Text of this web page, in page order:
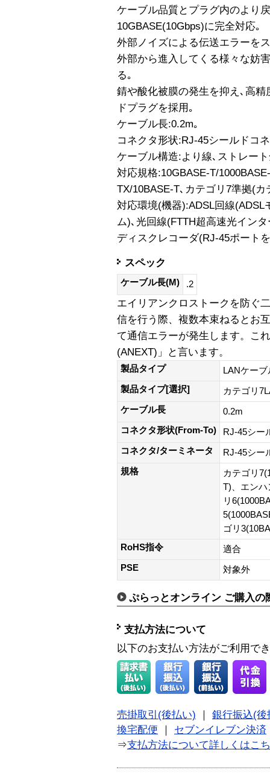
ケーブル品質とプラグ内のより
10GBASE(10Gbps)に完全対応｡
外部ノイズによる伝送エラーを
外部から進入してくる様々な妨
る｡
錆や酸化被膜の発生を抑え､高
ドプラグを採用｡
ケーブル長:0.2m｡
コネクタ形状:RJ-45シールドコ
ケーブル構造:より線､ストレー
対応規格:10GBASE-T/
TX/10BASE-T､カテゴリ7準拠(
対応環境(機器):ADSL回線(ADSL
ム)､光回線(FTTH超高速光イン
ディスクレコーダ(RJ-45ポート
スペック
ケーブル長(M) .2
エイリアンクロストークを防ぐ
信を行う際、複数本束ねるとお
て通信エラーが発生します。こ
(ANEXT)」と言います。
製品タイプ
LANケーブ
製品タイプ[選択]
カテゴリ
ケーブル長
0.2m
コネクタ形状(From-To)
RJ-45シー
コネクタ/ターミネータ
RJ-45シー
規格
カテゴリ
T)、エンハ
リ
ゴリ
RoHS指令
適合
PSE
対象外
ぷらっとオンライン ご購入の
支払方法について
以下のお支払い方法がご利用で
売掛取引(後払い) ｜ 銀行振込(後
換宅配便 ｜ セブンイレブン決済
⇒支払方法について詳しくはこ